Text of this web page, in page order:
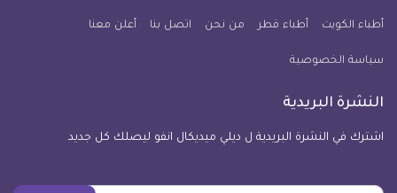
للآيفون
أطباء الكويت أطباء قطر من نحن اتصل بنا أعلن معنا
سياسة الخصوصية
النشرة البريدية
اشترك في النشرة البريدية ل ديلي ميديكال انفو ليصلك كل جديد